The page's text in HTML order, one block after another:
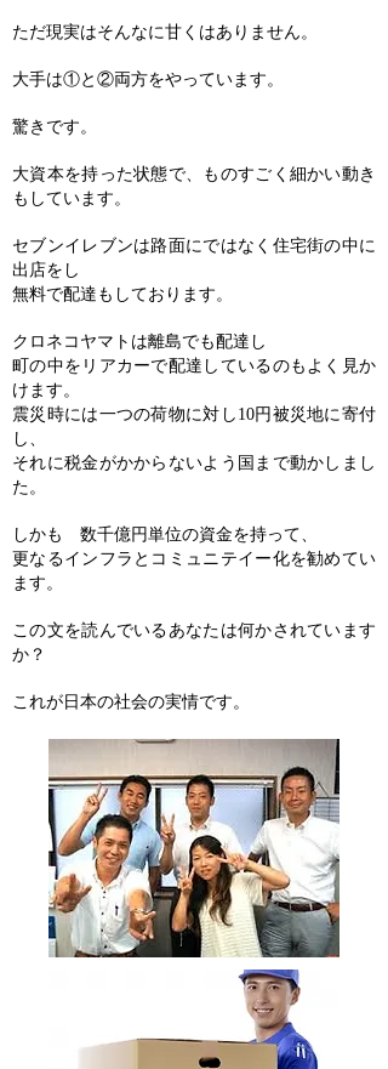
ただ現実はそんなに甘くはありません。
大手は①と②両方をやっています。
驚きです。
大資本を持った状態で、ものすごく細かい動き
もしています。
セブンイレブンは路面にではなく住宅街の中に
出店をし
無料で配達もしております。
クロネコヤマトは離島でも配達し
町の中をリアカーで配達しているのもよく見か
けます。
震災時には一つの荷物に対し10円被災地に寄付
し、
それに税金がかからないよう国まで動かしまし
た。
しかも 数千億円単位の資金を持って、
更なるインフラとコミュニテイー化を勧めてい
ます。
この文を読んでいるあなたは何かされています
か？
これが日本の社会の実情です。